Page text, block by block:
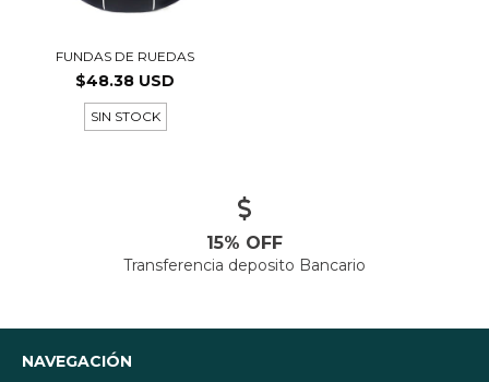
FUNDAS DE RUEDAS
$48.38 USD
SIN STOCK
15% OFF
Transferencia deposito Bancario
NAVEGACIÓN